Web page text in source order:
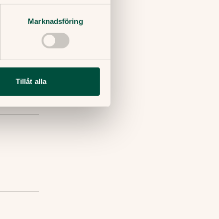
Marknadsföring
Tillåt alla